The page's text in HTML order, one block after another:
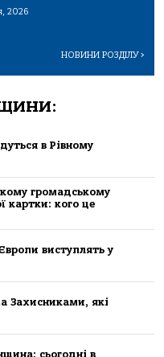
2026
НОВИНИ РОЗДІЛУ>
в Рівному
громадському
картки: кого це
виступлять у
Захисниками, які
сьогодні в